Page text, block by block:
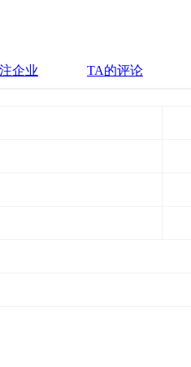
企业 TA的评论